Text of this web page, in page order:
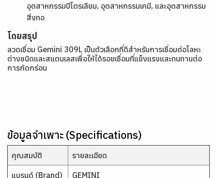
อุตสาหกรรมปิโตรเลียม, อุตสาหกรรมเคมี, และอุตสาหกรรม
สิ่งทอ
โดยสรุป
ลวดเชื่อม Gemini 309L เป็นตัวเลือกที่ดีสำหรับการเชื่อมต่อโลหะ
ต่างชนิดและสแตนเลสเพื่อให้ได้รอยเชื่อมที่แข็งแรงและทนทานต่อ
การกัดกร่อน
ข้อมูลจำเพาะ (Specifications)
คุณสมบัติ รายละเอียด
แบรนด์ (Brand) GEMINI